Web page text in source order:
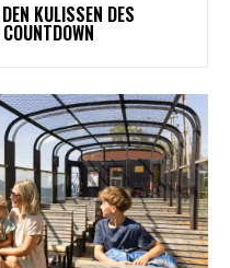
KULISSEN DES